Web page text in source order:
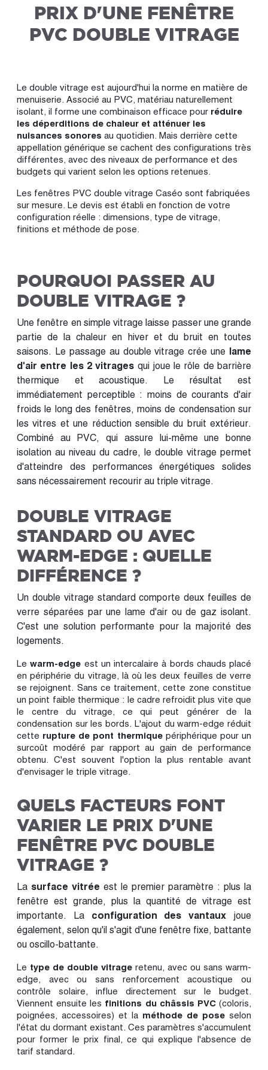
PRIX D'UNE FENÊTRE
PVC DOUBLE VITRAGE
Le double vitrage est aujourd'hui la norme en matière de
menuiserie. Associé au PVC, matériau naturellement
isolant, il forme une combinaison efficace pour réduire
les déperditions de chaleur et atténuer les
nuisances sonores au quotidien. Mais derrière cette
appellation générique se cachent des configurations très
différentes, avec des niveaux de performance et des
budgets qui varient selon les options retenues.
Les fenêtres PVC double vitrage Caséo sont fabriquées
sur mesure. Le devis est établi en fonction de votre
configuration réelle : dimensions, type de vitrage,
finitions et méthode de pose.
POURQUOI PASSER AU
DOUBLE VITRAGE ?
Une fenêtre en simple vitrage laisse passer une grande
partie de la chaleur en hiver et du bruit en toutes
saisons. Le passage au double vitrage crée une lame
d'air entre les 2 vitrages qui joue le rôle de barrière
thermique et acoustique. Le résultat est
immédiatement perceptible : moins de courants d'air
froids le long des fenêtres, moins de condensation sur
les vitres et une réduction sensible du bruit extérieur.
Combiné au PVC, qui assure lui-même une bonne
isolation au niveau du cadre, le double vitrage permet
d'atteindre des performances énergétiques solides
sans nécessairement recourir au triple vitrage.
DOUBLE VITRAGE
STANDARD OU AVEC
WARM-EDGE : QUELLE
DIFFÉRENCE ?
Un double vitrage standard comporte deux feuilles de
verre séparées par une lame d'air ou de gaz isolant.
C'est une solution performante pour la majorité des
logements.
Lewarm-edge est un intercalaire à bords chauds placé
en périphérie du vitrage, là où les deux feuilles de verre
se rejoignent. Sans ce traitement, cette zone constitue
un point faible thermique : le cadre refroidit plus vite que
le centre du vitrage, ce qui peut générer de la
condensation sur les bords. L'ajout du warm-edge réduit
cette rupture de pont thermiquepériphérique pour un
surcoût modéré par rapport au gain de performance
obtenu. C'est souvent l'option la plus rentable avant
d'envisager le triple vitrage.
QUELS FACTEURS FONT
VARIER LE PRIX D'UNE
FENÊTRE PVC DOUBLE
VITRAGE ?
La surface vitrée est le premier paramètre : plus la
fenêtre est grande, plus la quantité de vitrage est
importante. La configuration des vantaux joue
également, selon qu'il s'agit d'une fenêtre fixe, battante
ou oscillo-battante.
Le type de double vitrage retenu, avec ou sans warm-
edge, avec ou sans renforcement acoustique ou
contrôle solaire, influe directement sur le budget.
Viennent ensuite les finitions du châssis PVC(coloris,
poignées, accessoires) et la méthode de pose selon
l'état du dormant existant. Ces paramètres s'accumulent
pour former le prix final, ce qui explique l'absence de
tarif standard.